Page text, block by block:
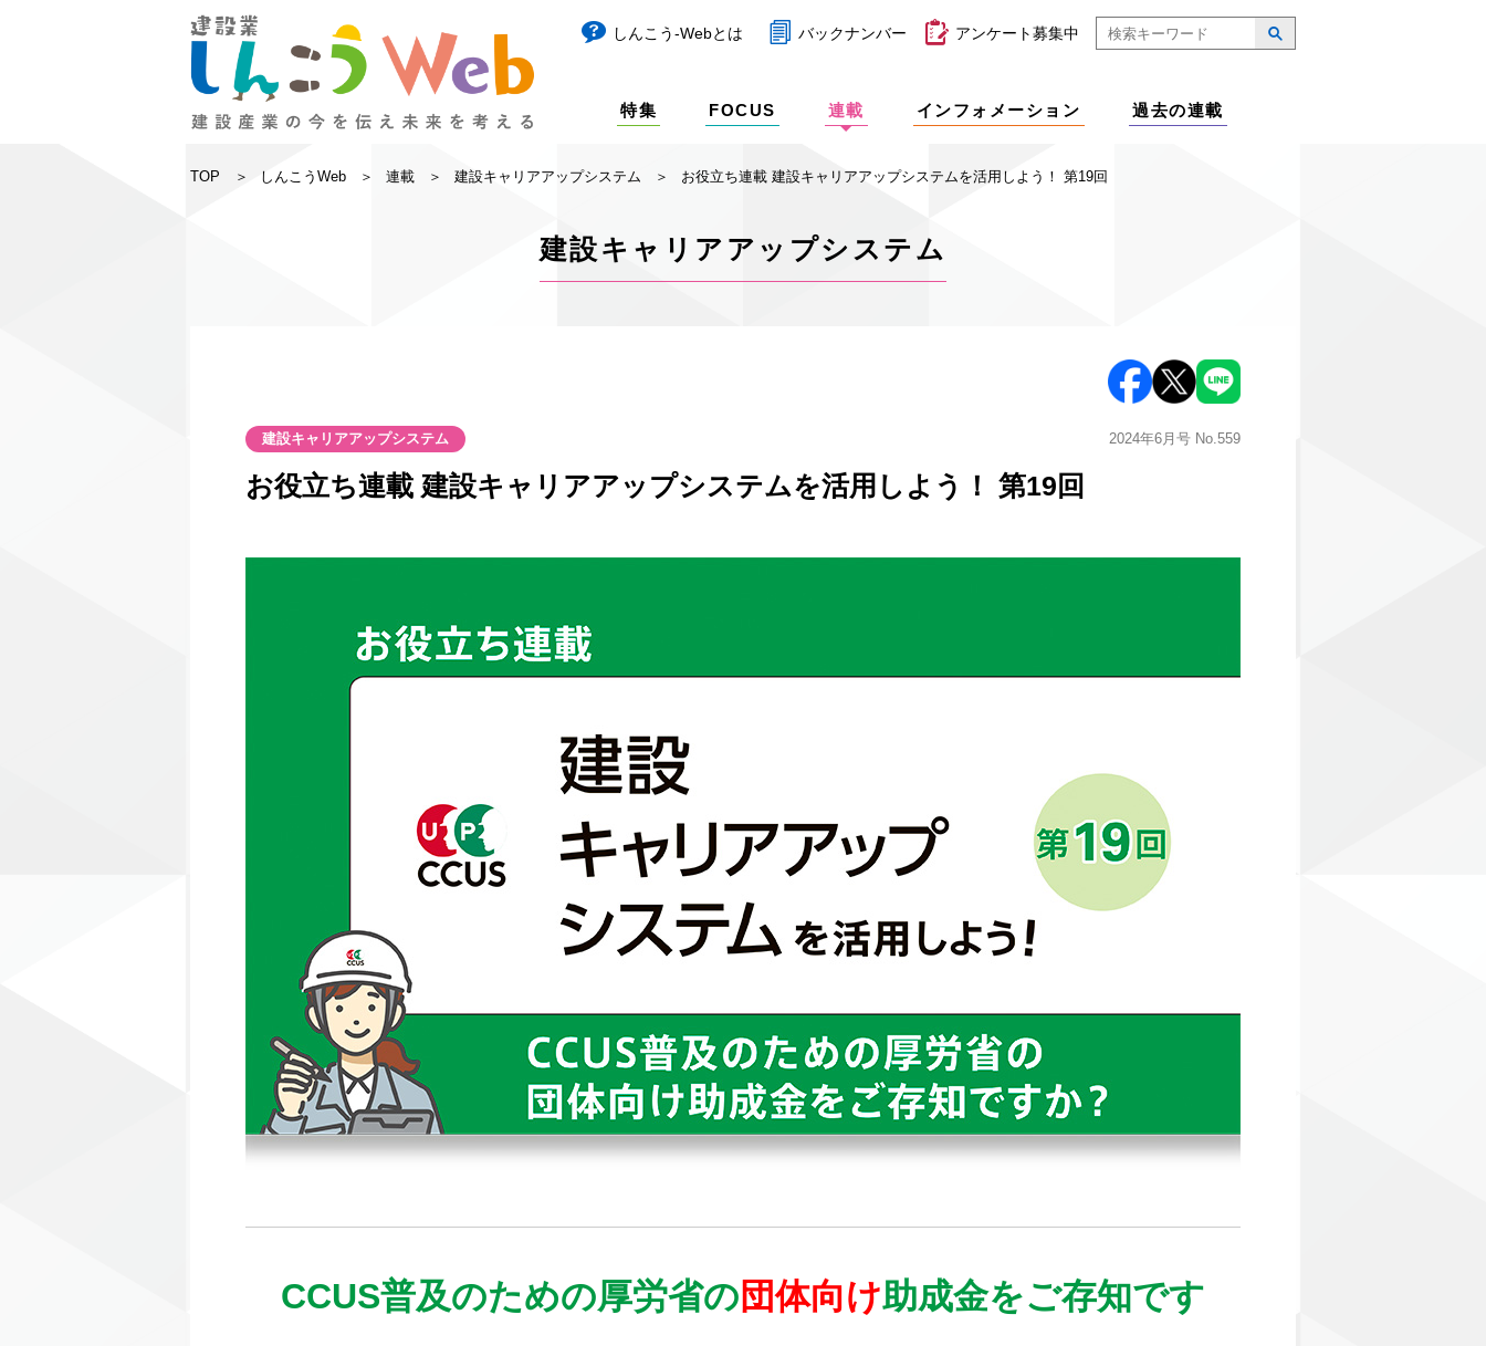
しんこう-Webとは バックナンバー アンケート募集中
特集 FOCUS 連載 インフォメーション 過去の連載
TOP しんこうWeb 連載 建設キャリアアップシステム お役立ち連載 建設キャリアアップシステムを活用しよう！ 第19回
建設キャリアアップシステム
建設キャリアアップシステム 2024年6月号 No.559
お役立ち連載 建設キャリアアップシステムを活用しよう！ 第19回
CCUS普及のための厚労省の団体向け助成金をご存知です